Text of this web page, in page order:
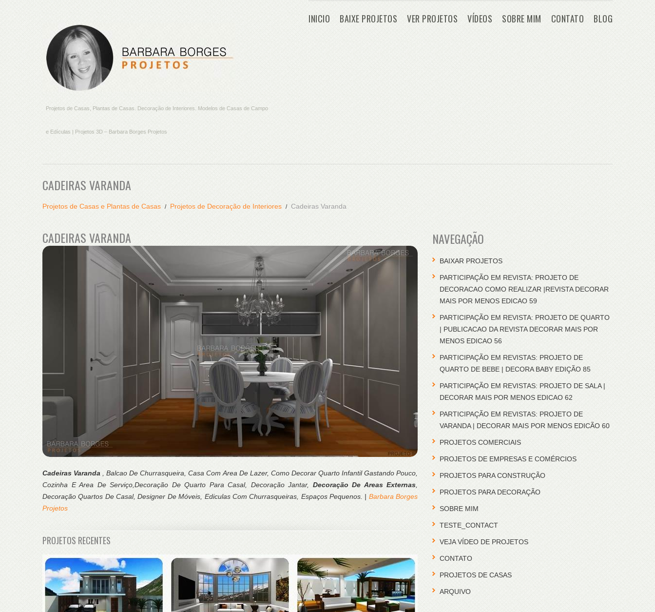
Projetos de Casas, Plantas de Casas. Decoração de Interiores. Modelos de Casas de Campo
e Edículas | Projetos 3D – Barbara Borges Projetos
INICIO BAIXE PROJETOS VER PROJETOS VÍDEOS SOBRE MIM CONTATO BLOG
CADEIRAS VARANDA
Projetos de Casas e Plantas de Casas Projetos de Decoração de Interiores Cadeiras Varanda
CADEIRAS VARANDA
Cadeiras Varanda
, Balcao De Churrasqueira, Casa Com Area De Lazer, Como Decorar Quarto Infantil Gastando Pouco,
Cozinha E Area De Serviço,Decoração De Quarto Para Casal, Decoração Jantar, Decoração De Areas Externas
Decoração Quartos De Casal, Designer De Móveis, Ediculas Com Churrasqueiras, Espaços Pequenos. | Barbara Borges
Projetos
PROJETOS RECENTES
NAVEGAÇÃO
BAIXAR PROJETOS
PARTICIPAÇÃO EM REVISTA: PROJETO DE
DECORACAO COMO REALIZAR |REVISTA DECORAR
MAIS POR MENOS EDICAO 59
PARTICIPAÇÃO EM REVISTA: PROJETO DE QUARTO
| PUBLICACAO DA REVISTA DECORAR MAIS POR
MENOS EDICAO 56
PARTICIPAÇÃO EM REVISTAS: PROJETO DE
QUARTO DE BEBE | DECORA BABY EDIÇÃO 85
PARTICIPAÇÃO EM REVISTAS: PROJETO DE SALA |
DECORAR MAIS POR MENOS EDICAO 62
PARTICIPAÇÃO EM REVISTAS: PROJETO DE
VARANDA | DECORAR MAIS POR MENOS EDICÃO 60
PROJETOS COMERCIAIS
PROJETOS DE EMPRESAS E COMÉRCIOS
PROJETOS PARA CONSTRUÇÃO
PROJETOS PARA DECORAÇÃO
SOBRE MIM
TESTE_CONTACT
VEJA VÍDEO DE PROJETOS
CONTATO
PROJETOS DE CASAS
ARQUIVO